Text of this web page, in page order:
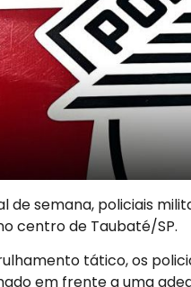
de semana, policiais
centro de Taubaté/SP.
tático, os
em frente a uma